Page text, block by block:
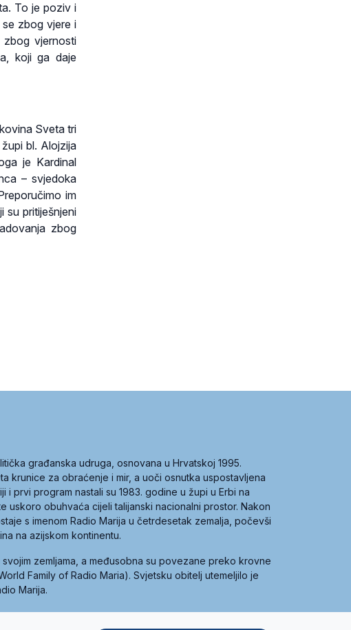
To je poziv i
zbog vjere i
zbog vjernosti
koji ga daje
Sveta tri
bl. Alojzija
je Kardinal
– svjedoka
im
su pritiješnjeni
zbog
građanska udruga, osnovana u Hrvatskoj 1995.
krunice za obraćenje i mir, a uoči osnutka uspostavljena
i prvi program nastali su 1983. godine u župi u Erbi na
uskoro obuhvaća cijeli talijanski nacionalni prostor. Nakon
s imenom Radio Marija u četrdesetak zemalja, počevši
na azijskom kontinentu.
zemljama, a međusobna su povezane preko krovne
Family of Radio Maria). Svjetsku obitelj utemeljilo je
Marija.